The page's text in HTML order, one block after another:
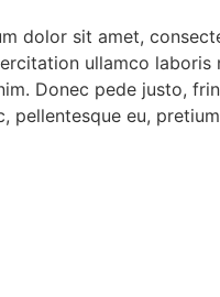
dolor sit amet,
ullamco
Donec pede justo,
eu,